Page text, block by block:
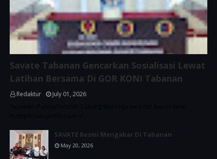
Savate Tabanan Gencarkan Sosialisasi Lewat
Latihan Bersama Di GOR KONI Tabanan
Redaktur
July 01, 2026
SAVATE Resmi Mengakar Di Tabanan
May 20, 2026